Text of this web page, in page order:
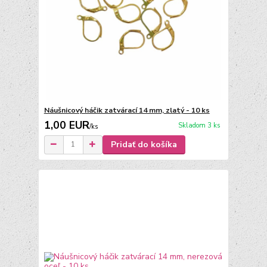
Náušnicový háčik zatvárací 14 mm, zlatý - 10 ks
1,00 EUR/ks Skladom 3 ks
Pridať do košíka